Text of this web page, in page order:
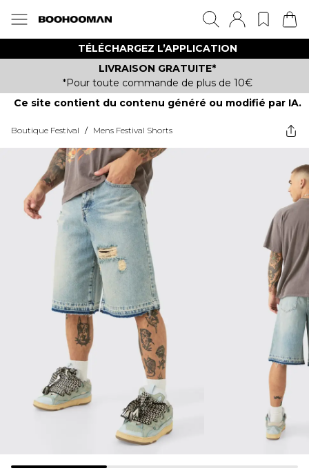
TÉLÉCHARGEZ L’APPLICATION
LIVRAISON GRATUITE*
*Pour toute commande de plus de 10€
Ce site contient du contenu généré ou modifié par IA.
Boutique Festival / Mens Festival Shorts